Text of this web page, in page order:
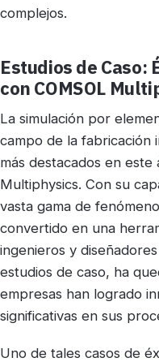
complejos.
Estudios de
con COMSOL
La simulación por
campo de la fabricación
más destacados en este
Multiphysics. Con su
vasta gama de
convertido en una
ingenieros y
estudios de caso, ha
empresas han logrado
significativas en sus
Uno de tales casos de